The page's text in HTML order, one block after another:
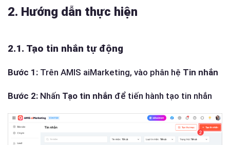
2. Hướng dẫn thực hiện
2.1. Tạo tin nhắn tự động
Bước 1: Trên AMIS aiMarketing, vào phân hệ Tin nhắn
Bước 2: Nhấn Tạo tin nhắn để tiến hành tạo tin nhắn